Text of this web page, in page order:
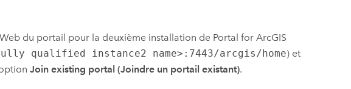
du portail pour la deuxième installation de Portal for ArcGIS
qualified instance2 name>:7443/arcgis/home) et
Join existing portal (Joindre un portail existant).